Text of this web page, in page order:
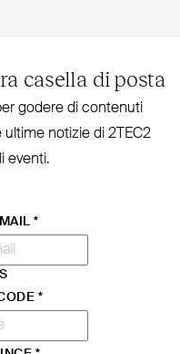
casella di posta
godere di contenuti
ultime notizie di 2TEC2
eventi.
MAIL*
*